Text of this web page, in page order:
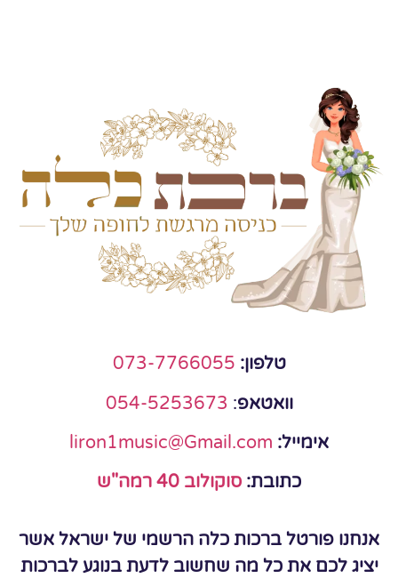
טלפון: 073-7766055
וואטאפ:
054-5253673
אימייל: liron1music@Gmail.com
כתובת: סוקולוב 40 רמה"ש
אנחנו פורטל ברכות כלה הרשמי של ישראל אשר
יציג לכם את כל מה שחשוב לדעת בנוגע לברכות